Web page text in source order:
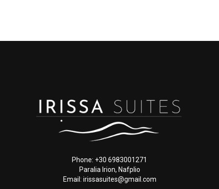
Phone: +30 6983001271
Paralia Irion, Nafplio
Email: irissasuites@gmail.com